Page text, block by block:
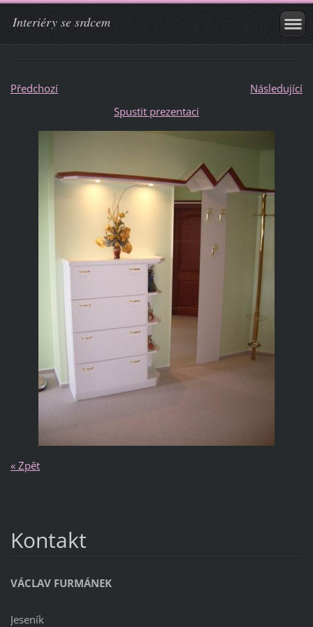
Interiéry se srdcem
Předchozí
Následující
Spustit prezentaci
« Zpět
Kontakt
VÁCLAV FURMÁNEK
Jeseník